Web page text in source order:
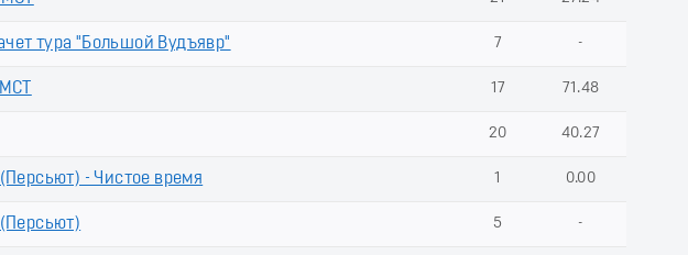
тура "Большой Вудъявр" 7 -
17 71.48
20 40.27
- Чистое время 1 0.00
5 -